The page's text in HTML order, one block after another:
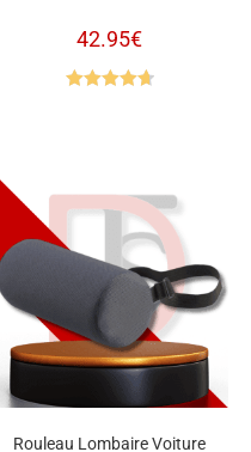
42.95€
Rouleau Lombaire Voiture